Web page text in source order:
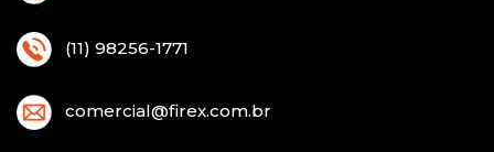
(11) 98256-1771
comercial@firex.com.br